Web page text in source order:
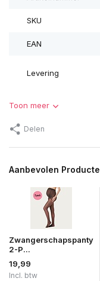
SKU
EAN
Levering
Toon meer
Delen
Aanbevolen
Zwangerschapspanty
2-P...
19,99
Incl. btw